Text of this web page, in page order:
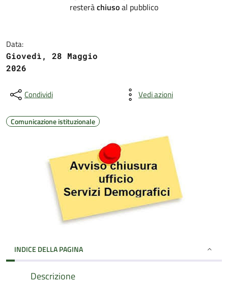
resteràchiusoal pubblico
Data:
Giovedì, 28 Maggio
2026
Condividi Vedi azioni
Comunicazione istituzionale
INDICE DELLA PAGINA
Descrizione